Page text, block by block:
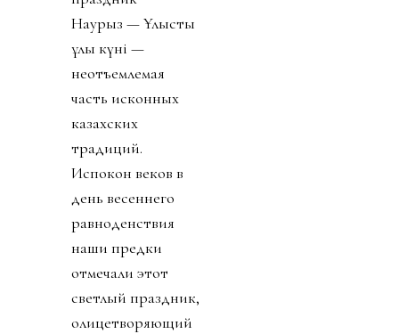
Наурыз — Ұлыстың
ұлы күні —
неотъемлемая
часть исконных
казахских
традиций.
Испокон веков в
день весеннего
равноденствия
наши предки
отмечали этот
светлый праздник,
олицетворяющий